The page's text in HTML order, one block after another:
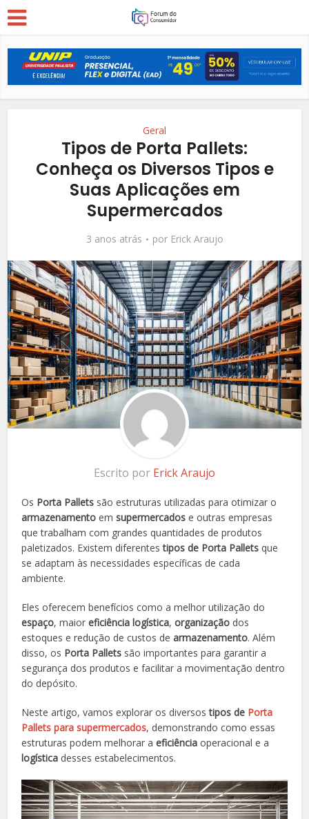
Geral
Tipos de Porta Pallets:
Conheça os Diversos Tipos e
Suas Aplicações em
Supermercados
3 anos atrás por Erick Araujo
Escrito por Erick Araujo
Os Porta Pallets são estruturas utilizadas para otimizar o
armazenamento emsupermercados e outras empresas
que trabalham com grandes quantidades de produtos
paletizados. Existem diferentestipos de Porta Pallets que
se adaptam às necessidades específicas de cada
ambiente.
Eles oferecem benefícios como a melhor utilização do
espaço, maioreficiência logística,organização dos
estoques e redução de custos dearmazenamento. Além
disso, os Porta Pallets são importantes para garantir a
segurança dos produtos e facilitar a movimentação dentro
do depósito.
Neste artigo, vamos explorar os diversostipos de Porta
Pallets para supermercados, demonstrando como essas
estruturas podem melhorar aeficiência operacional e a
logística desses estabelecimentos.